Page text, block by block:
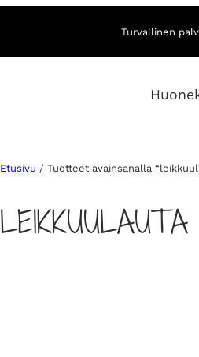
Turvallinen
Etusivu / Tuotteet avainsanalla